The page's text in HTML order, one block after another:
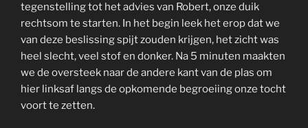
tegenstelling tot het advies van Robert, onze duik
rechtsom te starten. In het begin leek het erop dat we
van deze beslissing spijt zouden krijgen, het zicht was
heel slecht, veel stof en donker. Na 5 minuten maakten
we de oversteek naar de andere kant van de plas om
hier linksaf langs de opkomende begroeiing onze tocht
voort te zetten.